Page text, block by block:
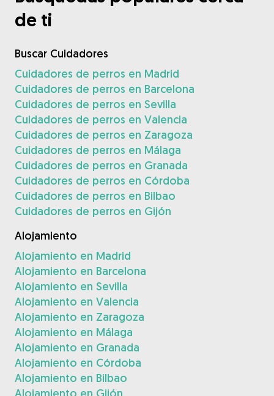
de ti
Buscar Cuidadores
Cuidadores de perros en Madrid
Cuidadores de perros en Barcelona
Cuidadores de perros en Sevilla
Cuidadores de perros en Valencia
Cuidadores de perros en Zaragoza
Cuidadores de perros en Málaga
Cuidadores de perros en Granada
Cuidadores de perros en Córdoba
Cuidadores de perros en Bilbao
Cuidadores de perros en Gijón
Alojamiento
Alojamiento en Madrid
Alojamiento en Barcelona
Alojamiento en Sevilla
Alojamiento en Valencia
Alojamiento en Zaragoza
Alojamiento en Málaga
Alojamiento en Granada
Alojamiento en Córdoba
Alojamiento en Bilbao